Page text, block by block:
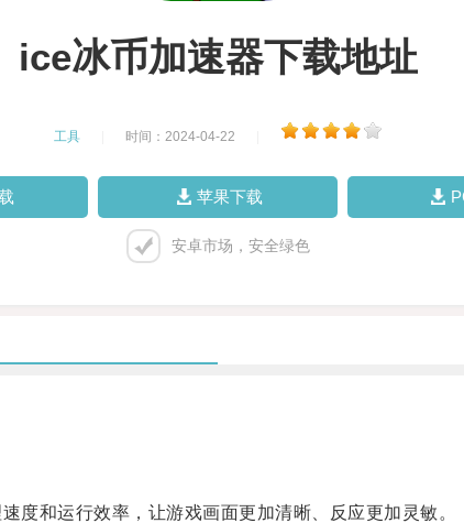
ice冰币加速器下载地址
工具 时间：2024-04-22
苹果下载
安卓市场，安全绿色
和运行效率，让游戏画面更加清晰、反应更加灵敏。